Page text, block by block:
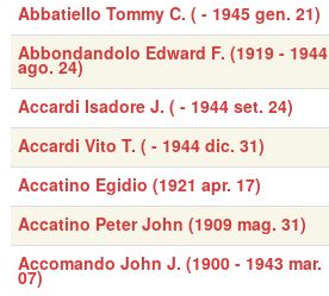
Abbatiello Tommy C. ( - 1945 gen. 21)
Abbondandolo Edward F. (1919 - 1944
ago. 24)
Accardi Isadore J. ( - 1944 set. 24)
Accardi Vito T. ( - 1944 dic. 31)
Accatino Egidio (1921 apr. 17)
Accatino Peter John (1909 mag. 31)
Accomando John J. (1900 - 1943 mar.
07)